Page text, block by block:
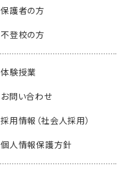
保護者の方
不登校の方
体験授業
お問い合わせ
採用情報（社会人採用）
個人情報保護方針